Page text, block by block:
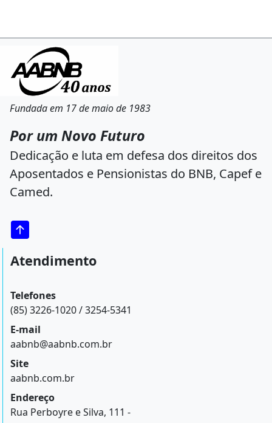
Fundada em 17 de maio de 1983
Por um Novo Futuro
Dedicação e luta em defesa dos direitos dos
Aposentados e Pensionistas do BNB, Capef e
Camed.
Atendimento
Telefones
(85) 3226-1020 / 3254-5341
E-mail
aabnb@aabnb.com.br
Site
aabnb.com.br
Endereço
Rua Perboyre e Silva, 111 -